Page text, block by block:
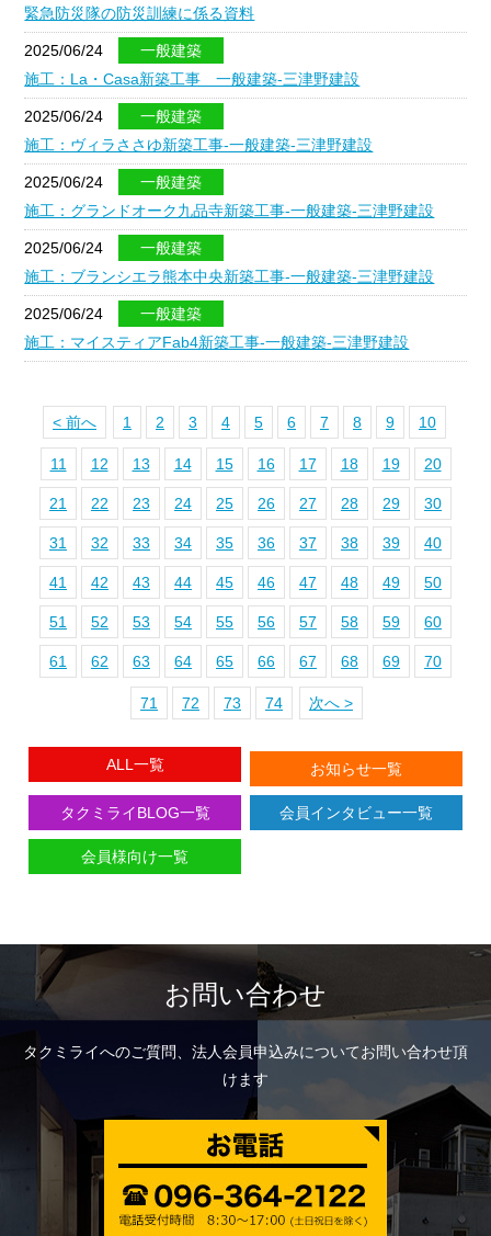
緊急防災隊の防災訓練に係る資料
2025/06/24
一般建築
施工：La・Casa新築工事 一般建築-三津野建設
2025/06/24
一般建築
施工：ヴィラささゆ新築工事-一般建築-三津野建設
2025/06/24
一般建築
施工：グランドオーク九品寺新築工事-一般建築-三津野建設
2025/06/24
一般建築
施工：ブランシエラ熊本中央新築工事-一般建築-三津野建設
2025/06/24
一般建築
施工：マイスティアFab4新築工事-一般建築-三津野建設
< 前へ 1 2 3 4 5 6 7 8 9 10
11 12 13 14 15 16 17 18 19 20
21 22 23 24 25 26 27 28 29 30
31 32 33 34 35 36 37 38 39 40
41 42 43 44 45 46 47 48 49 50
51 52 53 54 55 56 57 58 59 60
61 62 63 64 65 66 67 68 69 70
71 72 73 74 次へ >
ALL一覧 お知らせ一覧
タクミライBLOG一覧 会員インタビュー一覧
会員様向け一覧
お問い合わせ
タクミライへのご質問、法人会員申込みについてお問い合わせ頂
けます